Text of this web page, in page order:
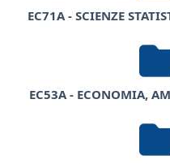
EC71A - SCIENZE
EC53A - ECONOMIA,